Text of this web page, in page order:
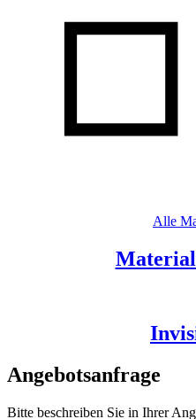
Alle
Angebotsanfrage
Bitte beschreiben Sie in Ihrer